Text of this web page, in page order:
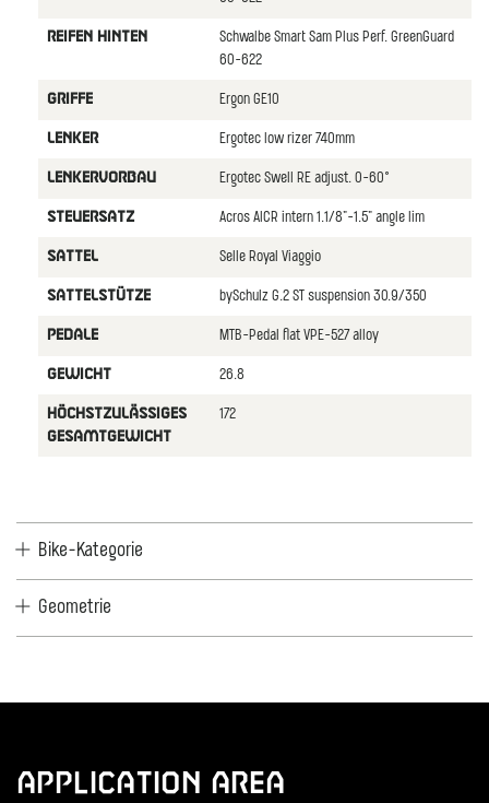
REIFEN HINTEN
Schwalbe Smart Sam Plus Perf. GreenGuard
60-622
GRIFFE Ergon GE10
LENKER Ergotec low rizer 740mm
LENKERVORBAU Ergotec Swell RE adjust. 0-60°
STEUERSATZ Acros AICR intern 1.1/8"-1.5" angle lim
SATTEL Selle Royal Viaggio
SATTELSTüTZE bySchulz G.2 ST suspension 30.9/350
PEDALE MTB-Pedal flat VPE-527 alloy
GEWICHT 26.8
HöCHSTZULäSSIGES
GESAMTGEWICHT
172
Bike-Kategorie
Geometrie
Application Area